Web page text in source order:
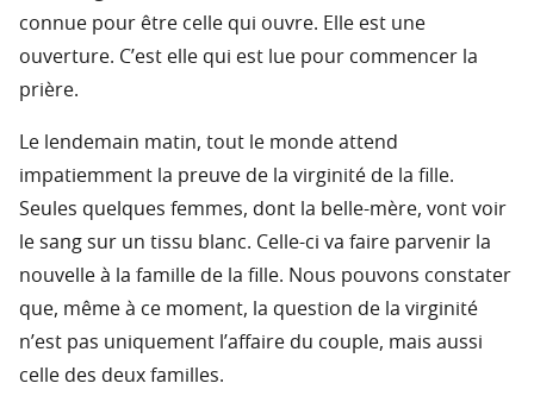
connue pour être celle qui ouvre. Elle est une
ouverture. C’est elle qui est lue pour commencer la
prière.
Le lendemain matin, tout le monde attend
impatiemment la preuve de la virginité de la fille.
Seules quelques femmes, dont la belle-mère, vont voir
le sang sur un tissu blanc. Celle-ci va faire parvenir la
nouvelle à la famille de la fille. Nous pouvons constater
que, même à ce moment, la question de la virginité
n’est pas uniquement l’affaire du couple, mais aussi
celle des deux familles.